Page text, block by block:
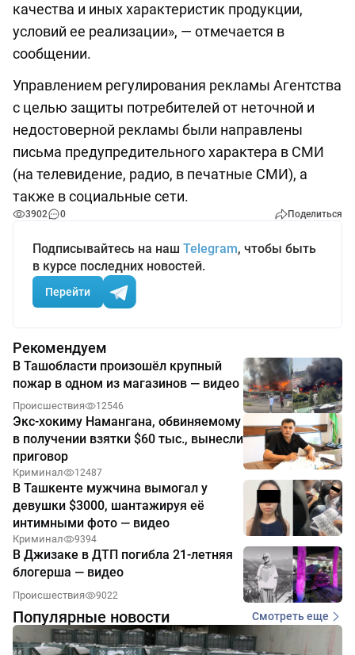
качества и иных характеристик продукции,
условий ее реализации», — отмечается в
сообщении.
Управлением регулирования рекламы Агентства
с целью защиты потребителей от неточной и
недостоверной рекламы были направлены
письма предупредительного характера в СМИ
(на телевидение, радио, в печатные СМИ), а
также в социальные сети.
3902 0 Поделиться
Подписывайтесь на наш Telegram, чтобы быть
в курсе последних новостей.
Перейти
Рекомендуем
В Ташобласти произошёл крупный
пожар в одном из магазинов — видео
Происшествия 12546
Экс-хокиму Намангана, обвиняемому
в получении взятки $60 тыс., вынесли
приговор
Криминал 12487
В Ташкенте мужчина вымогал у
девушки $3000, шантажируя её
интимными фото — видео
Криминал 9394
В Джизаке в ДТП погибла 21-летняя
блогерша — видео
Происшествия 9022
Популярные новости Смотреть еще